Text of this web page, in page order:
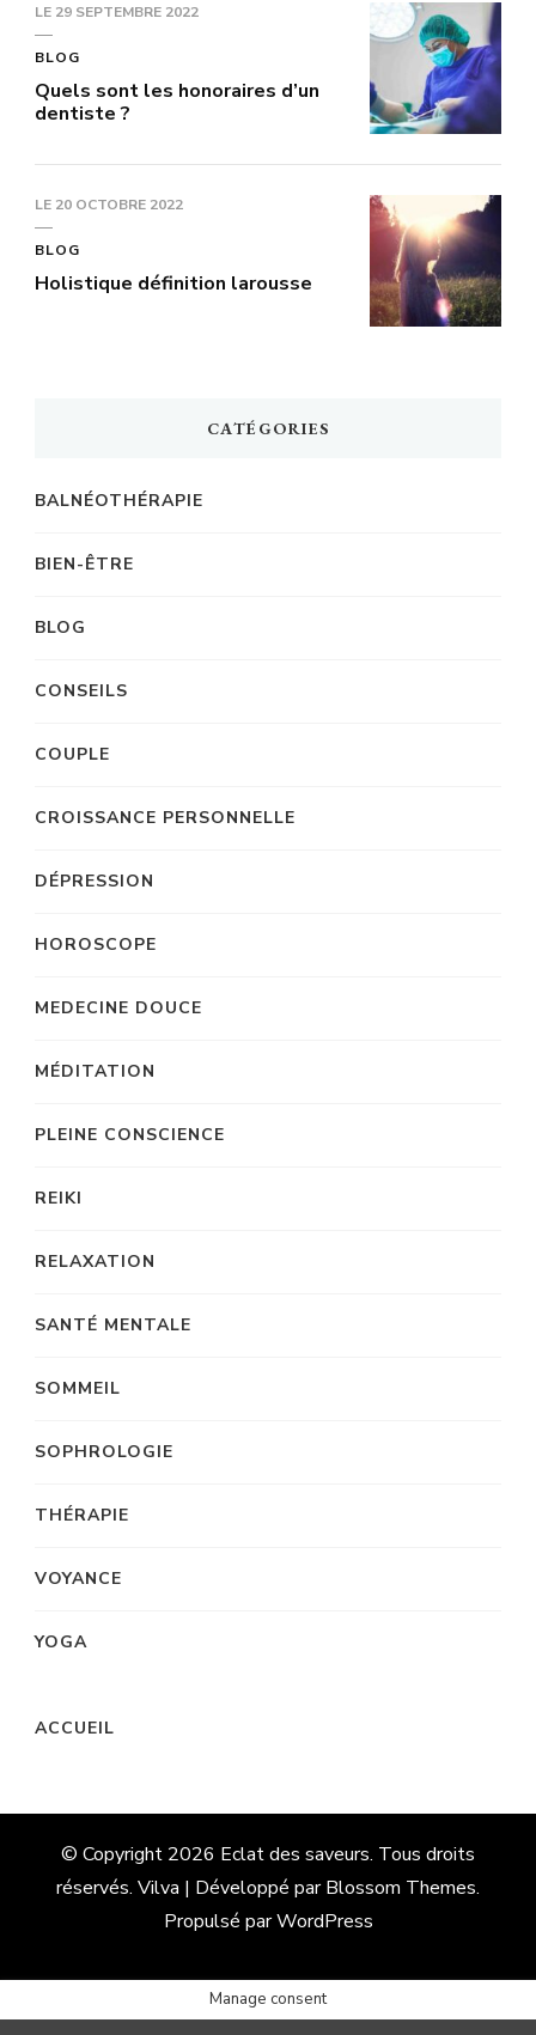
LE 29 SEPTEMBRE 2022
BLOG
Quels sont les honoraires d’un
dentiste ?
LE 20 OCTOBRE 2022
BLOG
Holistique définition larousse
CATÉGORIES
BALNÉOTHÉRAPIE
BIEN-ÊTRE
BLOG
CONSEILS
COUPLE
CROISSANCE PERSONNELLE
DÉPRESSION
HOROSCOPE
MEDECINE DOUCE
MÉDITATION
PLEINE CONSCIENCE
REIKI
RELAXATION
SANTÉ MENTALE
SOMMEIL
SOPHROLOGIE
THÉRAPIE
VOYANCE
YOGA
ACCUEIL
© Copyright 2026 Eclat des saveurs. Tous droits
réservés. Vilva | Développé parBlossom Themes.
Propulsé parWordPress
Manage consent